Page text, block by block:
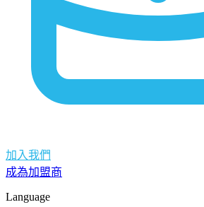
加入我們
成為加盟商
Language